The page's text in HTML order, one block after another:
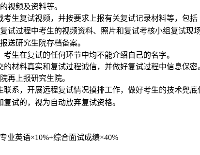
视频及资料等。
考生复试视频，并按要求上报有关复试记录材料等，包括
试过程中考生的视频资料、照片和复试考核小组复试现
送研究生院存档备案。
生在复试的任何环节中均不能介绍自己的名字。
材料真实和复试过程诚信，并做好复试过程中信息保密
再上报研究生院。
系，开展远程复试情况摸排工作，做好考生的技术兜底
试的，视为自动放弃复试资格。
专业英语×10%+综合面试成绩×40%